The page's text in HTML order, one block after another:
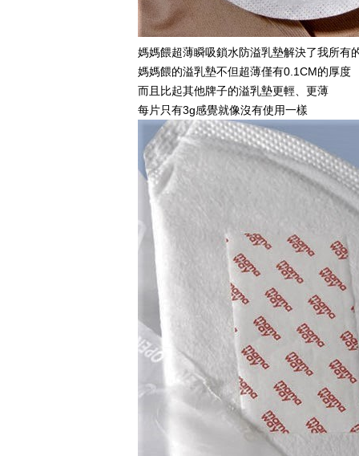
媽媽餵超薄瞬吸鎖水防溢乳墊解決了我所有
媽媽餵的溢乳墊不但超薄僅有0.1CM的厚度
而且比起其他牌子的溢乳墊更輕、更薄
每片只有3g感覺就像沒有使用一樣